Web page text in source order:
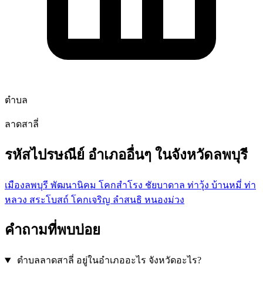
ตำบล
ลาดสาลี่
รหัสไปรษณีย์ อำเภออื่นๆ ในจังหวัดลพบุรี
เมืองลพบุรี พัฒนานิคม โคกสำโรง ชัยบาดาล ท่าวุ้ง บ้านหมี่ ท่า
หลวง สระโบสถ์ โคกเจริญ ลำสนธิ หนองม่วง
คำถามที่พบบ่อย
ตำบลลาดสาลี่ อยู่ในอำเภออะไร จังหวัดอะไร?